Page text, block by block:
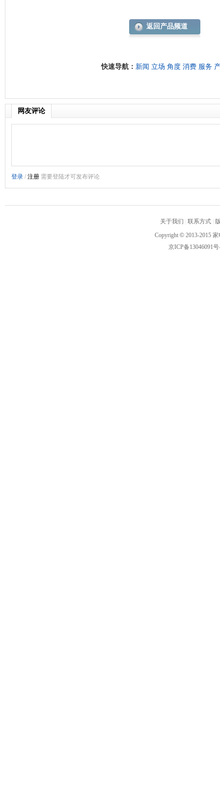
返回产品频道
快速导航： 新闻 立场 角度 消费 服务
网友评论
关于我们 联系方式
Copyright © 2013-2015
京ICP备13046091号